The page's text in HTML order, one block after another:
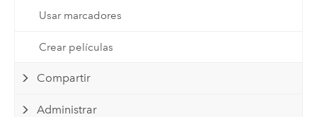
Usar marcadores
Crear películas
Compartir
Administrar